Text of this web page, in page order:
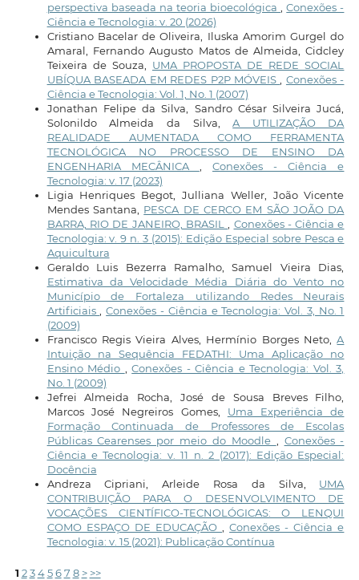
perspectiva baseada na teoria bioecológica,Conexões -
Ciência e Tecnologia: v. 20 (2026)
Cristiano Bacelar de Oliveira, Iluska Amorim Gurgel do
Amaral, Fernando Augusto Matos de Almeida, Cidcley
Teixeira de Souza, UMA PROPOSTA DE REDE SOCIAL
UBÍQUA BASEADA EM REDES P2P MÓVEIS, Conexões -
Ciência e Tecnologia: Vol. 1, No. 1 (2007)
Jonathan Felipe da Silva, Sandro César Silveira Jucá,
Solonildo Almeida da Silva,A UTILIZAÇÃO DA
REALIDADE AUMENTADA COMO FERRAMENTA
TECNOLÓGICA NO PROCESSO DE ENSINO DA
ENGENHARIA MECÂNICA ,Conexões - Ciência e
Tecnologia: v. 17 (2023)
Ligia Henriques Begot, Julliana Weller, João Vicente
Mendes Santana, PESCA DE CERCO EM SÃO JOÃO DA
BARRA, RIO DE JANEIRO, BRASIL, Conexões - Ciência e
Tecnologia: v. 9 n. 3 (2015): Edição Especial sobre Pesca e
Aquicultura
Geraldo Luis Bezerra Ramalho, Samuel Vieira Dias,
Estimativa da Velocidade Média Diária do Vento no
Município de Fortaleza utilizando Redes Neurais
Artificiais,Conexões - Ciência e Tecnologia: Vol. 3, No. 1
(2009)
Francisco Regis Vieira Alves, Hermínio Borges Neto,A
Intuição na Sequência FEDATHI: Uma Aplicação no
Ensino Médio ,Conexões - Ciência e Tecnologia: Vol. 3,
No. 1 (2009)
Jefrei Almeida Rocha, José de Sousa Breves Filho,
Marcos José Negreiros Gomes, Uma Experiência de
Formação Continuada de Professores de Escolas
Públicas Cearenses por meio do Moodle , Conexões -
Ciência e Tecnologia: v. 11 n. 2 (2017): Edição Especial:
Docência
Andreza Cipriani, Arleide Rosa da Silva, UMA
CONTRIBUIÇÃO PARA O DESENVOLVIMENTO DE
VOCAÇÕES CIENTÍFICO-TECNOLÓGICAS: O LENQUI
COMO ESPAÇO DE EDUCAÇÃO ,Conexões - Ciência e
Tecnologia: v. 15 (2021): Publicação Contínua
1 2 3 4 5 6 7 8 > >>